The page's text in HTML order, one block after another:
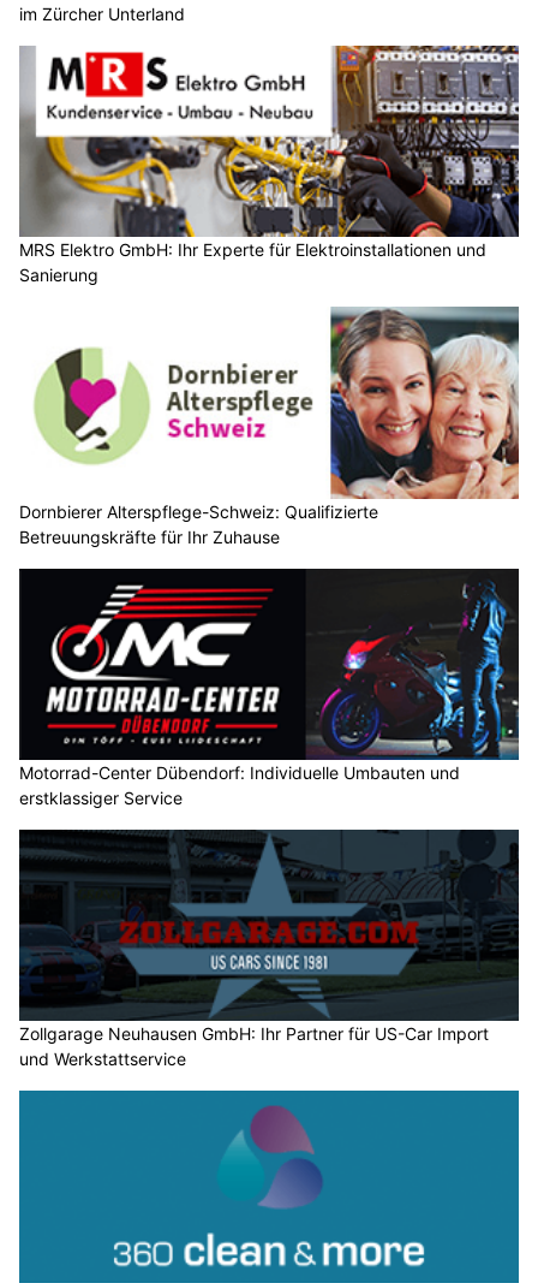
im Zürcher Unterland
MRS Elektro GmbH: Ihr Experte für Elektroinstallationen und
Sanierung
Dornbierer Alterspflege-Schweiz: Qualifizierte
Betreuungskräfte für Ihr Zuhause
Motorrad-Center Dübendorf: Individuelle Umbauten und
erstklassiger Service
Zollgarage Neuhausen GmbH: Ihr Partner für US-Car Import
und Werkstattservice